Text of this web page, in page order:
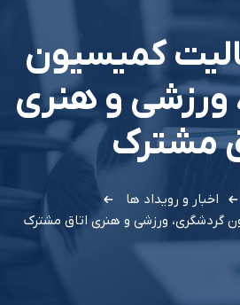
کميسيون
ورزشي و هنري
مشترک
اخبار و رویداد ها
گردشگري، ورزشي و هنري اتاق مشترک